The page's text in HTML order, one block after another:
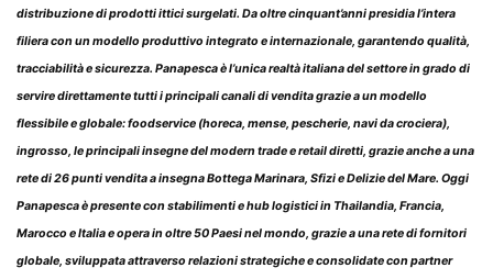
distribuzione di prodotti ittici surgelati. Da oltre cinquant’anni presidia l’intera
filiera con un modello produttivo integrato e internazionale, garantendo qualità,
tracciabilità e sicurezza. Panapesca è l’unica realtà italiana del settore in grado di
servire direttamente tutti i principali canali di vendita grazie a un modello
flessibile e globale: foodservice (horeca, mense, pescherie, navi da crociera),
ingrosso, le principali insegne del modern trade e retail diretti, grazie anche a una
rete di 26 punti vendita a insegna Bottega Marinara, Sfizi e Delizie del Mare. Oggi
Panapesca è presente con stabilimenti e hub logistici in Thailandia, Francia,
Marocco e Italia e opera in oltre 50 Paesi nel mondo, grazie a una rete di fornitori
globale, sviluppata attraverso relazioni strategiche e consolidate con partner